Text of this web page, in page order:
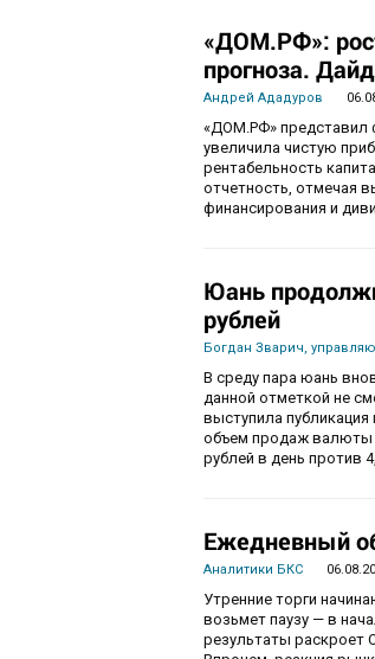
«ДОМ.РФ»:
прогноза.
Андрей Ададуров
«ДОМ.РФ» представил
увеличила чистую
рентабельность
отчетность, отмечая
финансирования и
Юань
рублей
Богдан Зварич,
В среду пара юань
данной отметкой не
выступила
объем продаж валюты
рублей в день против
Ежедневный
Аналитики БКС
Утренние торги
возьмет паузу — в
результаты раскроет